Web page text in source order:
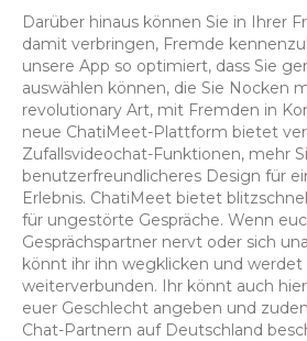
Darüber hinaus können Sie in Ihrer
damit verbringen, Fremde
unsere App so optimiert, dass Sie
auswählen können, die Sie Nocken
revolutionary Art, mit Fremden in
neue ChatiMeet-Plattform bietet
Zufallsvideochat-Funktionen, mehr
benutzerfreundlicheres Design für
Erlebnis. ChatiMeet bietet
für ungestörte Gespräche. Wenn
Gesprächspartner nervt oder sich
könnt ihr ihn wegklicken und werdet
weiterverbunden. Ihr könnt auch
euer Geschlecht angeben und
Chat-Partnern auf Deutschland